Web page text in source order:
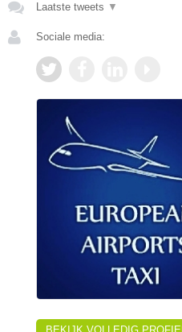
Laatste tweets ▼
Sociale media: